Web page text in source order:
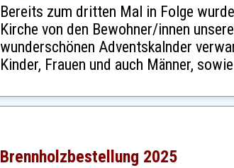
Bereits zum dritten Mal in Folge
Kirche von den Bewohner/innen
wunderschönen Adventskalnder
Kinder, Frauen und auch Männer,
Brennholzbestellung 2025